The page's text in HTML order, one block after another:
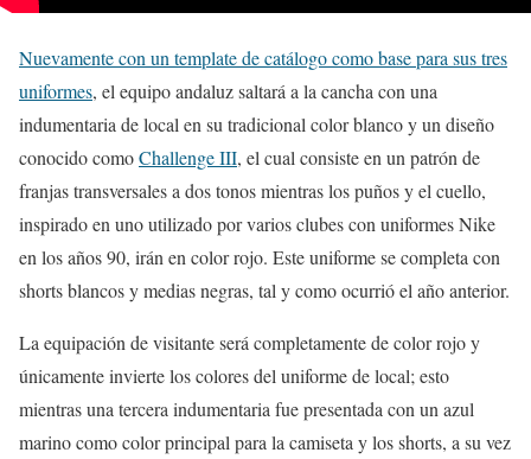
Nuevamente con un template de catálogo como base para sus tres
uniformes, el equipo andaluz saltará a la cancha con una
indumentaria de local en su tradicional color blanco y un diseño
conocido comoChallenge III, el cual consiste en un patrón de
franjas transversales a dos tonos mientras los puños y el cuello,
inspirado en uno utilizado por varios clubes con uniformes Nike
en los años 90, irán en color rojo. Este uniforme se completa con
shorts blancos y medias negras, tal y como ocurrió el año anterior.
La equipación de visitante será completamente de color rojo y
únicamente invierte los colores del uniforme de local; esto
mientras una tercera indumentaria fue presentada con un azul
marino como color principal para la camiseta y los shorts, a su vez